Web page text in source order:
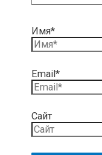
Имя*
Email*
Сайт